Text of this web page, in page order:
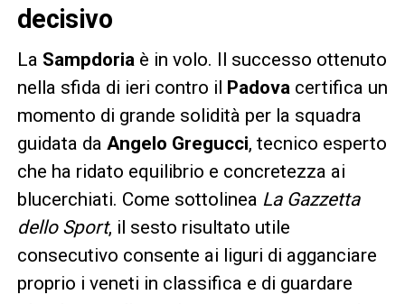
decisivo
La Sampdoriaè in volo. Il successo ottenuto
nella sfida di ieri contro il Padovacertifica un
momento di grande solidità per la squadra
guidata da Angelo Gregucci, tecnico esperto
che ha ridato equilibrio e concretezza ai
blucerchiati. Come sottolinea La Gazzetta
dello Sport, il sesto risultato utile
consecutivo consente ai liguri di agganciare
proprio i veneti in classifica e di guardare